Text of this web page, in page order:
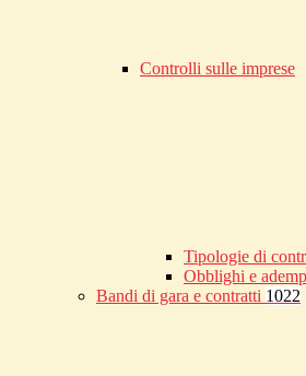
Controlli sulle imprese
Tipologie di
Obblighi e
Bandi di gara e contratti 1022